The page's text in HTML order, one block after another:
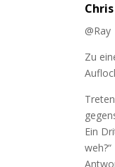
Chris
@Ray
Zu
Ein
weh?“